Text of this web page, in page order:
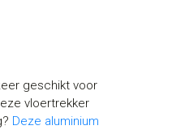
geschikt voor
vloertrekker
Deze aluminium